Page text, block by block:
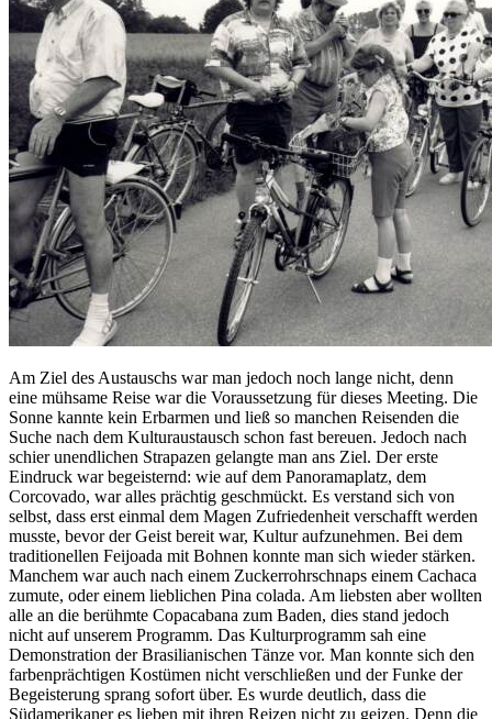
Am Ziel des Austauschs war man jedoch noch lange nicht, denn
eine mühsame Reise war die Voraussetzung für dieses Meeting. Die
Sonne kannte kein Erbarmen und ließ so manchen Reisenden die
Suche nach dem Kulturaustausch schon fast bereuen. Jedoch nach
schier unendlichen Strapazen gelangte man ans Ziel. Der erste
Eindruck war begeisternd: wie auf dem Panoramaplatz, dem
Corcovado, war alles prächtig geschmückt. Es verstand sich von
selbst, dass erst einmal dem Magen Zufriedenheit verschafft werden
musste, bevor der Geist bereit war, Kultur aufzunehmen. Bei dem
traditionellen Feijoada mit Bohnen konnte man sich wieder stärken.
Manchem war auch nach einem Zuckerrohrschnaps einem Cachaca
zumute, oder einem lieblichen Pina colada. Am liebsten aber wollten
alle an die berühmte Copacabana zum Baden, dies stand jedoch
nicht auf unserem Programm. Das Kulturprogramm sah eine
Demonstration der Brasilianischen Tänze vor. Man konnte sich den
farbenprächtigen Kostümen nicht verschließen und der Funke der
Begeisterung sprang sofort über. Es wurde deutlich, dass die
Südamerikaner es lieben mit ihren Reizen nicht zu geizen. Denn die